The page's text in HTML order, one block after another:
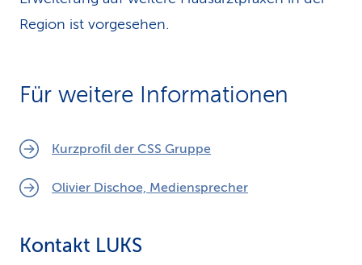
Region ist vorgesehen.
Für weitere Informationen
Kurzprofil der CSS Gruppe
Olivier Dischoe, Mediensprecher
Kontakt LUKS